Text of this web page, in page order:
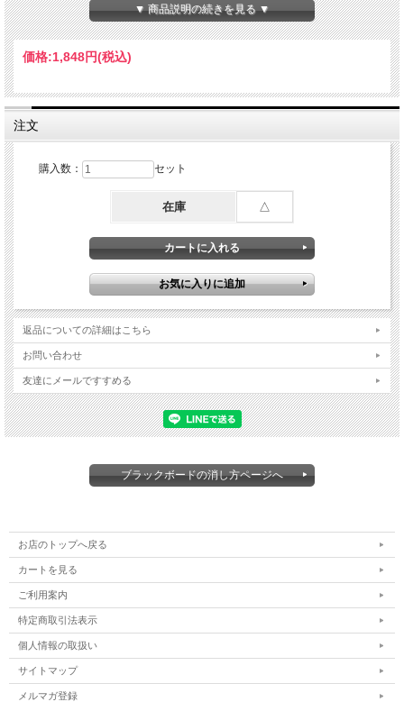
シックカラー/ホワイトボード/ブラ
ックボード/マーカー
ックタイプ8色のセットです。
使い方により太くも細くもなり繊細なラインも描けます。
ウェットティッシュや水拭きで簡単に落とすことができるので、カフェのメニュー
ボード・ホームデコにもピッタリ。
■カラー
■ご使用方法
①振る⇒キャップを閉めたままカチカチと音がするようによく振ってください。
②押す⇒キャップを取り、不要な紙の上でインクが出るまでペン先を軽く数回押し
てインクを含ませます。
■ご注意点
※筆記及び描画以外に使用しないでください。
※ペン先を下に向けて保管しないでください。液もれの原因となります。
※インクが衣類等に付くと落ちませんのでご注意ください。
▼ 商品説明の続きを見る ▼
価格:1,848円(税込)
注文
購入数： セット
在庫 △
返品についての詳細はこちら
お問い合わせ
友達にメールですすめる
ブラックボードの消し方ページへ
お店のトップへ戻る
カートを見る
ご利用案内
特定商取引法表示
個人情報の取扱い
サイトマップ
メルマガ登録